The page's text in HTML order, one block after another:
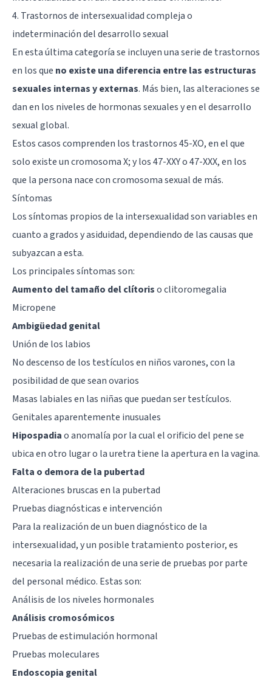
4. Trastornos de intersexualidad compleja o
indeterminación del desarrollo sexual
En esta última categoría se incluyen una serie de trastornos
en los que no existe una diferencia entre las estructuras
sexuales internas y externas. Más bien, las alteraciones se
dan en los niveles de hormonas sexuales y en el desarrollo
sexual global.
Estos casos comprenden los trastornos 45-XO, en el que
solo existe un cromosoma X; y los 47-XXY o 47-XXX, en los
que la persona nace con cromosoma sexual de más.
Síntomas
Los síntomas propios de la intersexualidad son variables en
cuanto a grados y asiduidad, dependiendo de las causas que
subyazcan a esta.
Los principales síntomas son:
Aumento del tamaño del clítoriso clitoromegalia
Micropene
Ambigüedad genital
Unión de los labios
No descenso de los testículos en niños varones, con la
posibilidad de que sean ovarios
Masas labiales en las niñas que puedan ser testículos.
Genitales aparentemente inusuales
Hipospadiao anomalía por la cual el orificio del pene se
ubica en otro lugar o la uretra tiene la apertura en la vagina.
Falta o demora de la pubertad
Alteraciones bruscas en la pubertad
Pruebas diagnósticas e intervención
Para la realización de un buen diagnóstico de la
intersexualidad, y un posible tratamiento posterior, es
necesaria la realización de una serie de pruebas por parte
del personal médico. Estas son:
Análisis de los niveles hormonales
Análisis cromosómicos
Pruebas de estimulación hormonal
Pruebas moleculares
Endoscopia genital